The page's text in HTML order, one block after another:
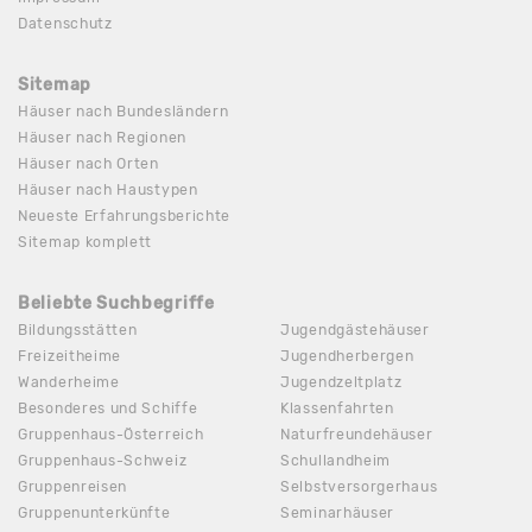
Datenschutz
Sitemap
Häuser nach Bundesländern
Häuser nach Regionen
Häuser nach Orten
Häuser nach Haustypen
Neueste Erfahrungsberichte
Sitemap komplett
Beliebte Suchbegriffe
Bildungsstätten
Freizeitheime
Wanderheime
Besonderes und Schiffe
Gruppenhaus-Österreich
Gruppenhaus-Schweiz
Gruppenreisen
Gruppenunterkünfte
Jugendgästehäuser
Jugendherbergen
Jugendzeltplatz
Klassenfahrten
Naturfreundehäuser
Schullandheim
Selbstversorgerhaus
Seminarhäuser